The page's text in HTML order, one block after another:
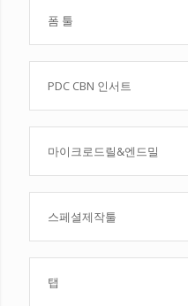
폼 툴
PDC CBN 인서트
마이크로드릴&엔드밀
스페셜제작툴
탭